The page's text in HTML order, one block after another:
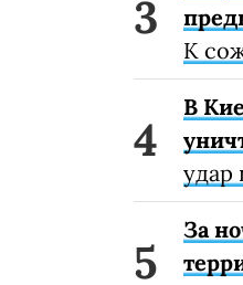
К
В
удар
За